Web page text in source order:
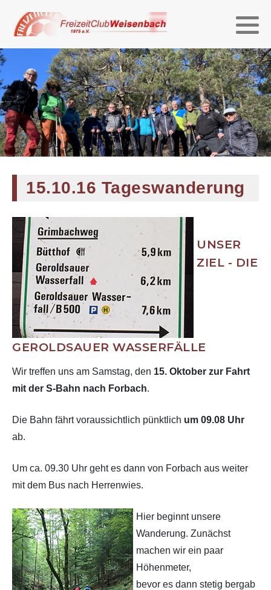
15.10.16 Tageswanderung
UNSER
ZIEL - DIE
GEROLDSAUER WASSERFÄLLE
Wir treffen uns am Samstag, den 15. Oktober zur Fahrt
mit der S-Bahn nach Forbach.
Die Bahn fährt voraussichtlich pünktlich um 09.08 Uhr
ab.
Um ca. 09.30 Uhr geht es dann von Forbach aus weiter
mit dem Bus nach Herrenwies.
Hier beginnt unsere
Wanderung. Zunächst
machen wir ein paar
Höhenmeter,
bevor es dann stetig bergab
Jahr 2024
Jahr 2023
Jahr 2022
Jahr 2020
Jahr 2019
Jahr 2018
Jahr 2017
Jahr 2016
Jahr 2014
Jahr 2013